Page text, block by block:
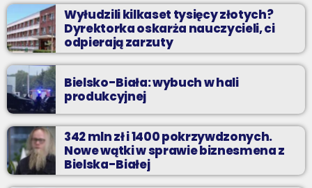
Wyłudzili kilkaset tysięcy złotych?
Dyrektorka oskarża nauczycieli, ci
odpierają zarzuty
Bielsko-Biała: wybuch w hali
produkcyjnej
342 mln zł i 1400 pokrzywdzonych.
Nowe wątki w sprawie biznesmena z
Bielska-Białej